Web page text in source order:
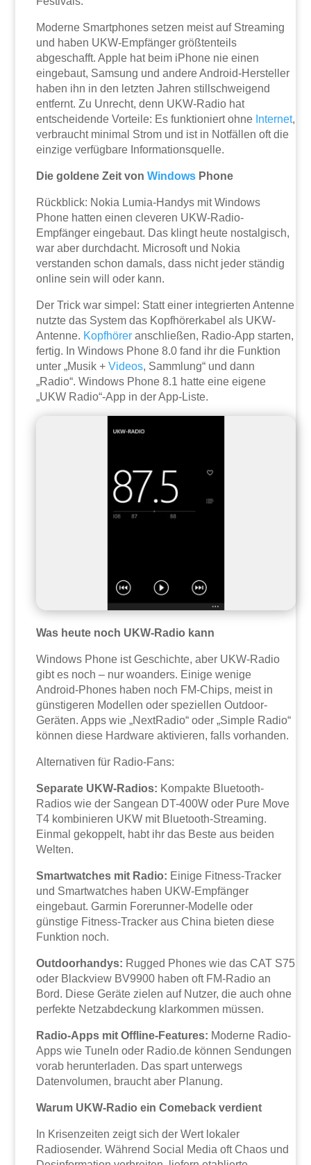
Moderne Smartphones setzen meist auf Streaming
und haben UKW-Empfänger größtenteils
abgeschafft. Apple hat beim iPhone nie einen
eingebaut, Samsung und andere Android-Hersteller
haben ihn in den letzten Jahren stillschweigend
entfernt. Zu Unrecht, denn UKW-Radio hat
entscheidende Vorteile: Es funktioniert ohne Internet,
verbraucht minimal Strom und ist in Notfällen oft die
einzige verfügbare Informationsquelle.
Die goldene Zeit vonWindows Phone
Rückblick: Nokia Lumia-Handys mit Windows
Phone hatten einen cleveren UKW-Radio-
Empfänger eingebaut. Das klingt heute nostalgisch,
war aber durchdacht. Microsoft und Nokia
verstanden schon damals, dass nicht jeder ständig
online sein will oder kann.
Der Trick war simpel: Statt einer integrierten Antenne
nutzte das System das Kopfhörerkabel als UKW-
Antenne. Kopfhörer anschließen, Radio-App starten,
fertig. In Windows Phone 8.0 fand ihr die Funktion
unter „Musik +Videos, Sammlung“ und dann
„Radio“. Windows Phone 8.1 hatte eine eigene
„UKW Radio“-App in der App-Liste.
Was heute noch UKW-Radio kann
Windows Phone ist Geschichte, aber UKW-Radio
gibt es noch – nur woanders. Einige wenige
Android-Phones haben noch FM-Chips, meist in
günstigeren Modellen oder speziellen Outdoor-
Geräten. Apps wie „NextRadio“ oder „Simple Radio“
können diese Hardware aktivieren, falls vorhanden.
Alternativen für Radio-Fans:
Separate UKW-Radios: Kompakte Bluetooth-
Radios wie der Sangean DT-400W oder Pure Move
T4 kombinieren UKW mit Bluetooth-Streaming.
Einmal gekoppelt, habt ihr das Beste aus beiden
Welten.
Smartwatches mit Radio: Einige Fitness-Tracker
und Smartwatches haben UKW-Empfänger
eingebaut. Garmin Forerunner-Modelle oder
günstige Fitness-Tracker aus China bieten diese
Funktion noch.
Outdoorhandys: Rugged Phones wie das CAT S75
oder Blackview BV9900 haben oft FM-Radio an
Bord. Diese Geräte zielen auf Nutzer, die auch ohne
perfekte Netzabdeckung klarkommen müssen.
Radio-Apps mit Offline-Features: Moderne Radio-
Apps wie TuneIn oder Radio.de können Sendungen
vorab herunterladen. Das spart unterwegs
Datenvolumen, braucht aber Planung.
Warum UKW-Radio ein Comeback verdient
In Krisenzeiten zeigt sich der Wert lokaler
Radiosender. Während Social Media oft Chaos und